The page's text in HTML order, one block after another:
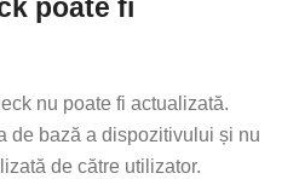
poate fi
nu poate fi actualizată.
de bază a dispozitivului și nu
de către utilizator.